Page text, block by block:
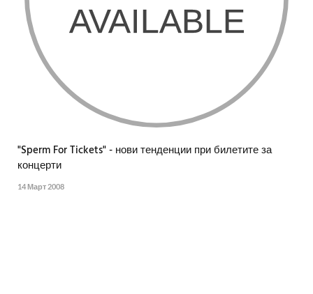
"Sperm For Tickets" - нови тенденции при билетите за
концерти
14 Март 2008